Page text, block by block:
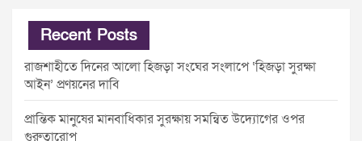
Recent Posts
রাজশাহীতে দিনের আলো হিজড়া সংঘের সংলাপে ‘হিজড়া সুরক্ষা
আইন’ প্রণয়নের দাবি
প্রান্তিক মানুষের মানবাধিকার সুরক্ষায় সমন্বিত উদ্যোগের ওপর
গুরুত্বারোপ